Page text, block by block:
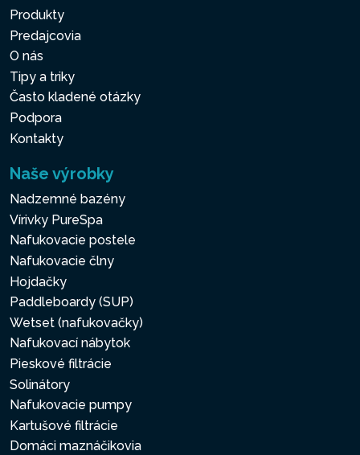
Produkty
Predajcovia
O nás
Tipy a triky
Často kladené otázky
Podpora
Kontakty
Naše výrobky
Nadzemné bazény
Vírivky PureSpa
Nafukovacie postele
Nafukovacie člny
Hojdačky
Paddleboardy (SUP)
Wetset (nafukovačky)
Nafukovací nábytok
Pieskové filtrácie
Solinátory
Nafukovacie pumpy
Kartušové filtrácie
Domáci maznáčikovia